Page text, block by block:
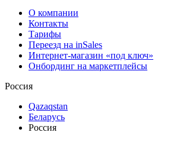
О компании
Контакты
Тарифы
Переезд на inSales
Интернет-магазин «под ключ»
Онбординг на маркетплейсы
Россия
Qazaqstan
Беларусь
Россия